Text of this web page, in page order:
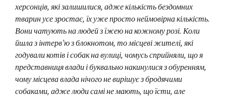
херсонців, які залишилися, адже кількість бездомних
тварин усе зростає, їх уже просто неймовірна кількість.
Вони чатують на людей з їжею на кожному розі. Коли
йшла з інтерв’ю з блокнотом, то місцеві жителі, які
годували котів і собак на вулиці, чомусь сприйняли, що я
представниця влади і буквально накинулися з обуренням,
чому місцева влада нічого не вирішує з бродячими
собаками, адже люди самі не мають, що їсти, але